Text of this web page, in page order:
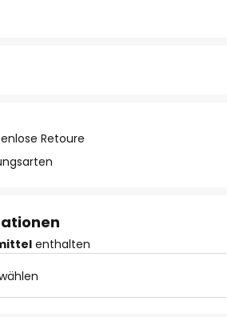
Retoure
enthalten